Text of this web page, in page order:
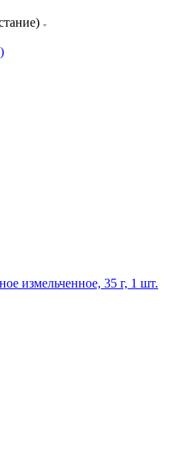
измельченное, 35 г, 1 шт.